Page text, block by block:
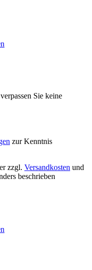
Sie keine
zur Kenntnis
zzgl. Versandkosten und
beschrieben